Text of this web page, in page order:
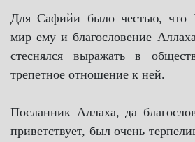
Для Сафийи было честью, что
мир ему и благословение
стеснялся выражать в
трепетное отношение к ней.
Посланник Аллаха, да
приветствует, был очень